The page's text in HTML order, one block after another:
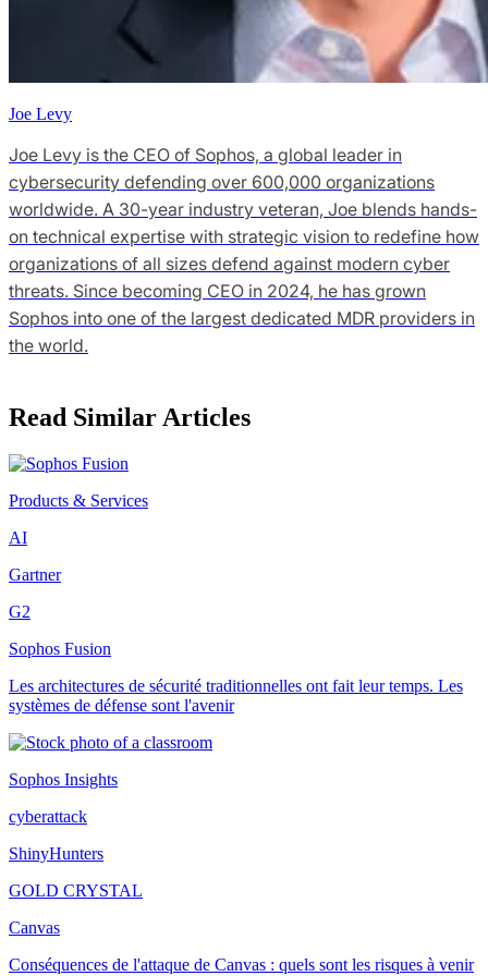
Joe Levy
Joe Levy is the CEO of Sophos, a global leader in
cybersecurity defending over 600,000 organizations
worldwide. A 30-year industry veteran, Joe blends hands-
on technical expertise with strategic vision to redefine how
organizations of all sizes defend against modern cyber
threats. Since becoming CEO in 2024, he has grown
Sophos into one of the largest dedicated MDR providers in
the world.
Read Similar Articles
Products & Services
AI
Gartner
G2
Sophos Fusion
Les architectures de sécurité traditionnelles ont fait leur temps. Les
systèmes de défense sont l'avenir
Sophos Insights
cyberattack
ShinyHunters
GOLD CRYSTAL
Canvas
Conséquences de l'attaque de Canvas : quels sont les risques à venir